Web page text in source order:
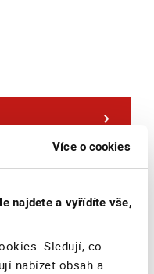
Více o cookies
najdete a vyřídíte vše,
Sledují, co
nabízet obsah a